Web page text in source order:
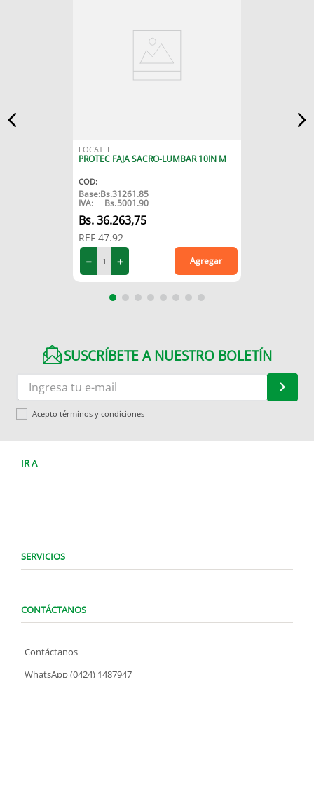
LOCATEL
PROTEC FAJA SACRO-LUMBAR 10IN M
COD:
Base:Bs.31261.85
IVA: Bs.5001.90
36.263,75
REF 47.92
＋
－ Agregar
SUSCRÍBETE A NUESTRO BOLETÍN
Acepto términos y condiciones
IR A
SERVICIOS
CONTÁCTANOS
Contáctanos
WhatsApp (0424) 1487947